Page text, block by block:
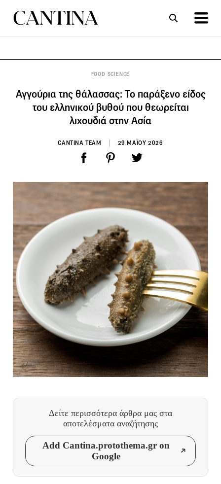
FOOD SCIENCE
Αγγούρια της θάλασσας: Το παράξενο είδος
του ελληνικού βυθού που θεωρείται
λιχουδιά στην Ασία
CANTINA TEAM 29 ΜΑΪΟΥ 2026
Δείτε περισσότερα άρθρα μας στα
αποτελέσματα αναζήτησης
Add Cantina.protothema.gr on
Google